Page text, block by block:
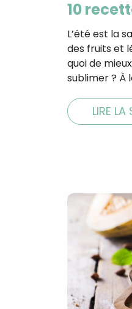
10
L’été est la
des fruits et
quoi de
sublimer ? À
LIRE LA